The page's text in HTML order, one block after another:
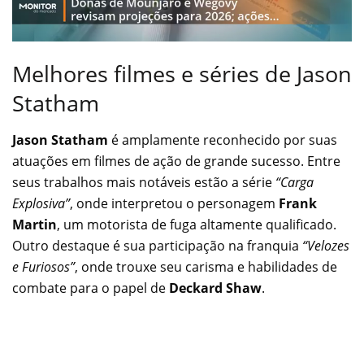
Melhores filmes e séries de Jason
Statham
Jason Statham é amplamente reconhecido por suas
atuações em filmes de ação de grande sucesso. Entre
seus trabalhos mais notáveis estão a série “Carga
Explosiva”, onde interpretou o personagem Frank
Martin, um motorista de fuga altamente qualificado.
Outro destaque é sua participação na franquia “Velozes
e Furiosos”, onde trouxe seu carisma e habilidades de
combate para o papel de Deckard Shaw.